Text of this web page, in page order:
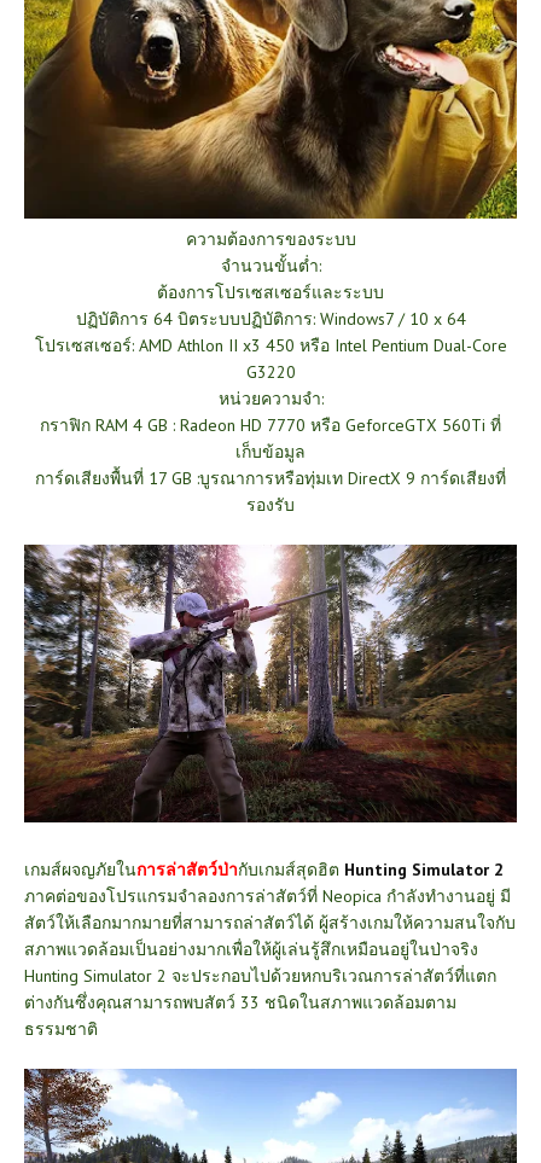
ความต้องการของระบบ
จำนวนขั้นต่ำ:
ต้องการโปรเซสเซอร์และระบบ
ปฏิบัติการ 64 บิตระบบปฏิบัติการ: Windows7 / 10 x 64
โปรเซสเซอร์: AMD Athlon II x3 450 หรือ Intel Pentium Dual-Core
G3220
หน่วยความจำ:
กราฟิก RAM 4 GB : Radeon HD 7770 หรือ GeforceGTX 560Ti ที่
เก็บข้อมูล
การ์ดเสียงพื้นที่ 17 GB :บูรณาการหรือทุ่มเท DirectX 9 การ์ดเสียงที่
รองรับ
เกมส์ผจญภัยในการล่าสัตว์ป่ากับเกมส์สุดฮิต Hunting Simulator 2
ภาคต่อของโปรแกรมจำลองการล่าสัตว์ที่ Neopica กำลังทำงานอยู่ มี
สัตว์ให้เลือกมากมายที่สามารถล่าสัตว์ได้ ผู้สร้างเกมให้ความสนใจกับ
สภาพแวดล้อมเป็นอย่างมากเพื่อให้ผู้เล่นรู้สึกเหมือนอยู่ในป่าจริง
Hunting Simulator 2 จะประกอบไปด้วยหกบริเวณการล่าสัตว์ที่แตก
ต่างกันซึ่งคุณสามารถพบสัตว์ 33 ชนิดในสภาพแวดล้อมตาม
ธรรมชาติ